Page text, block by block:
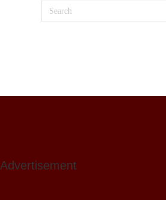
Advertisement